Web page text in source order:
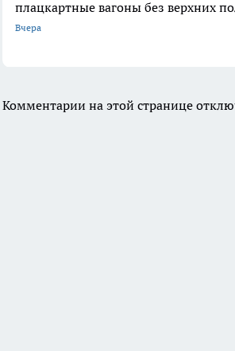
плацкартные вагоны без верхних
Вчера
Комментарии на этой странице